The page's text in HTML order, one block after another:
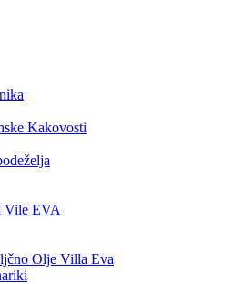
Kakovosti
Vile EVA
Olje Villa Eva